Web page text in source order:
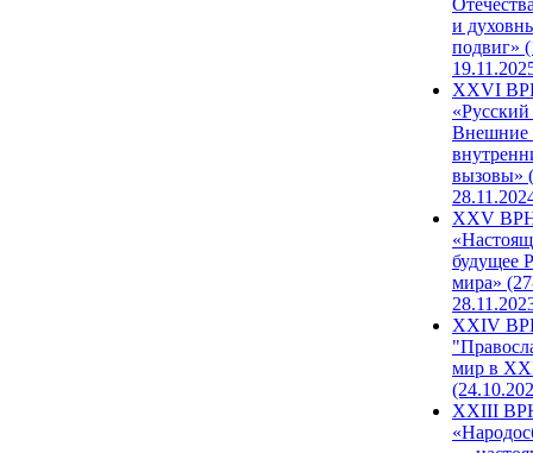
и
подвиг»
XXVI
Внешние
вызовы»
XXV
будущее
мира»
XXIV
мир в
XXIII